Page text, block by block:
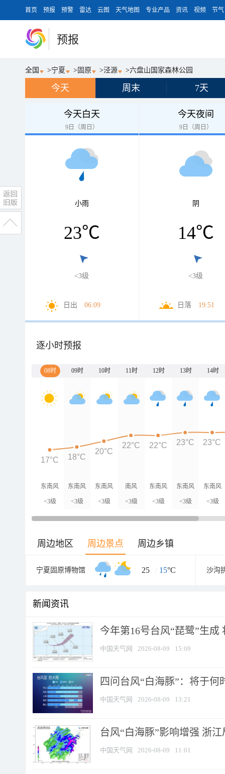
首页 预报 预警 雷达 云图 天气地图 专业产品 资讯 视频 节气
预报
全国 >宁夏 > 固原 >泾源 >六盘山国家森林公园
今天 周末 7天
今天白天
9日（周日）
小雨
23℃
<3级
日出 06:09
今天夜间
9日（周日）
阴
14℃
<3级
日落 19:51
逐小时预报
08时 09时 10时 11时 12时 13时 14时
东南风
<3级
东南风
<3级
东南风
<3级
南风
<3级
东南风
<3级
东南风
<3级
东南风
<3级
17°C 18°C
20°C
22°C 22°C 23°C 23°C
周边地区 周边景点 周边乡镇
宁夏固原博物馆 25 / 15°C 沙沟
新闻资讯
今年第16号台风“琵鹭”生
中国天气网 2026-08-09 15:09
四问台风“白海豚”：将于
中国天气网 2026-08-09 13:21
台风“白海豚”影响增强 浙
中国天气网 2026-08-09 11:01